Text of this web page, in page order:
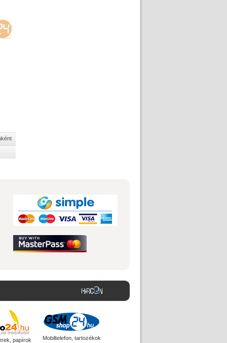
papírok Mobiltelefon, tartozékok